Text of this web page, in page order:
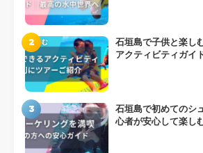
2
石垣島で子供と楽し
アクティビティガイ
3
石垣島で初めてのシ
心者が安心して楽し